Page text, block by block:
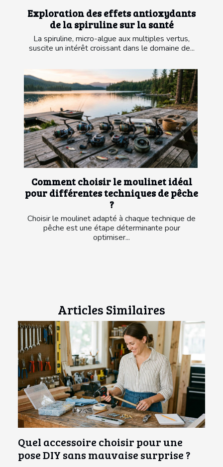
Exploration des effets antioxydants
de la spiruline sur la santé
La spiruline, micro-algue aux multiples vertus,
suscite un intérêt croissant dans le domaine de...
Comment choisir le moulinet idéal
pour différentes techniques de pêche
?
Choisir le moulinet adapté à chaque technique de
pêche est une étape déterminante pour
optimiser...
Articles Similaires
Quel accessoire choisir pour une
pose DIY sans mauvaise surprise ?